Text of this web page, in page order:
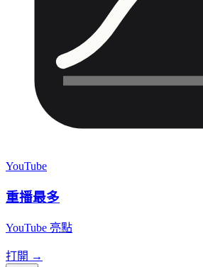
YouTube
重播最多
YouTube 亮點
打開 →